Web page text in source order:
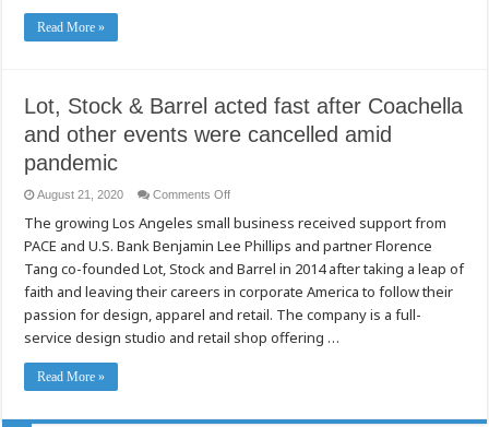
Read More »
Lot, Stock & Barrel acted fast after Coachella
and other events were cancelled amid
pandemic
August 21, 2020 Comments Offon
Stock
&
Barrel
fast
Coachella
and
other
events
The growing Los Angeles small business received support from
PACE and U.S. Bank Benjamin Lee Phillips and partner Florence
Tang co-founded Lot, Stock and Barrel in 2014 after taking a leap of
faith and leaving their careers in corporate America to follow their
passion for design, apparel and retail. The company is a full-
service design studio and retail shop offering …
Read More »